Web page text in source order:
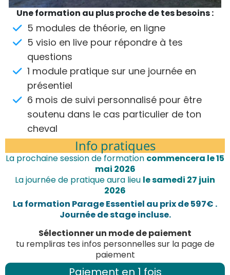
Une formation au plus proche de tes besoins :
5 modules de théorie, en ligne
5 visio en live pour répondre à tes
questions
1 module pratique sur une journée en
présentiel
6 mois de suivi personnalisé pour être
soutenu dans le cas particulier de ton
cheval
Info pratiques
La prochaine session de formation commencera le 15
mai 2026
La journée de pratique aura lieu le samedi 27 juin
2026
La formation Parage Essentiel au prix de 597€ .
Journée de stage incluse.
Sélectionner un mode de paiement
tu rempliras tes infos personnelles sur la page de
paiement
Paiement en 1 fois